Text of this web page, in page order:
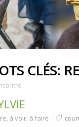
CLÉS:
à voir, à faire